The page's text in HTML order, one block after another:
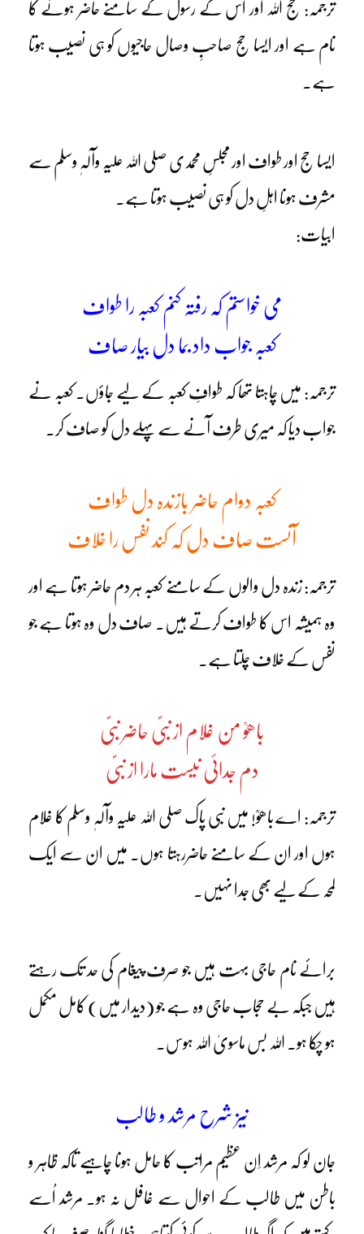
ترجمہ: حج اللہ اور اس کے رسول کے سامنے حاضر ہونے کا
نام ہے اور ایسا حج صاحبِ وصال حاجیوں کو ہی نصیب ہوتا
ہے۔
ایسا حج اور طواف اور مجلسِ محمدی صلی اللہ علیہ وآلہٖ وسلم سے
مشرف ہونا اہلِ دل کو ہی نصیب ہوتا ہے۔
ابیات:
می خواستم کہ رفتہ کنم کعبہ را طواف
کعبہ جواب داد بما دل بیار صاف
ترجمہ: میں چاہتا تھا کہ طوافِ کعبہ کے لیے جاؤں۔ کعبہ نے
جواب دیا کہ میری طرف آنے سے پہلے دل کو صاف کر۔
کعبہ دوام حاضر بازندہ دل طواف
آنست صاف دل کہ کند نفس را خلاف
ترجمہ: زندہ دل والوں کے سامنے کعبہ ہر دم حاضر ہوتا ہے اور
وہ ہمیشہ اس کا طواف کرتے ہیں۔ صاف دل وہ ہوتا ہے جو
نفس کے خلاف چلتا ہے۔
باھوؒ من غلام از نبیؐ حاضر نبیؐ
دم جدائی نیست مارا از نبیؐ
ترجمہ: اے باھوؒ! میں نبی پاک صلی اللہ علیہ وآلہٖ وسلم کا غلام
ہوں اور ان کے سامنے حاضررہتا ہوں۔ میں ان سے ایک
لمحہ کے لیے بھی جدا نہیں۔
برائے نام حاجی بہت ہیں جو صرف پیغام کی حد تک رہتے
ہیں جبکہ بے حجاب حاجی وہ ہے جو (دیدار میں) کامل مکمل
ہو چکا ہو۔ اللہ بس ماسویٰ اللہ ہوس۔
نیز شرح مرشد و طالب
جان لو کہ مرشد اِن عظیم مراتب کا حامل ہونا چاہیے تاکہ ظاہر و
باطن میں طالب کے احوال سے غافل نہ ہو۔ مرشد اُسے